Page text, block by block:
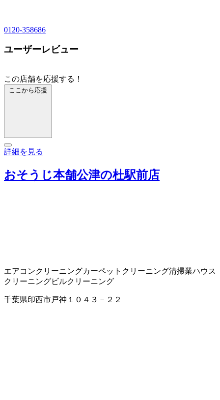
0120-358686
ユーザーレビュー
この店舗を応援する！
ここから応援
詳細を見る
おそうじ本舗公津の杜駅前店
エアコンクリーニングカーペットクリーニング清掃業ハウス
クリーニングビルクリーニング
千葉県印西市戸神１０４３－２２